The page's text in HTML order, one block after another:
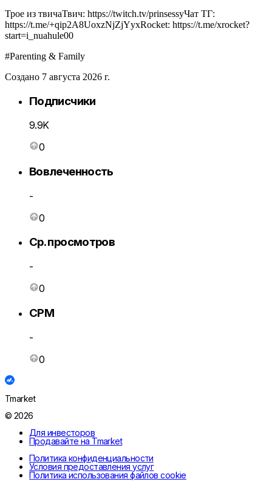
Трое из твичаТвич: https://twitch.tv/prinsessyЧат ТГ:
https://t.me/+qip2A8UoxzNjZjYyxRocket: https://t.me/xrocket?
start=i_nuahule00
#Parenting & Family
Создано 7 августа 2026 г.
Подписчики
9.9K
0
Вовлеченность
-
0
Ср. просмотров
-
0
CPM
-
0
Tmarket
© 2026
Для инвесторов
Продавайте на Tmarket
Политика конфиденциальности
Условия предоставления услуг
Политика использования файлов cookie